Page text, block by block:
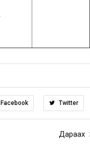
Facebook Twitter
Дараах